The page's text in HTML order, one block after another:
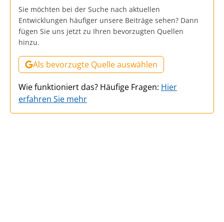
Sie möchten bei der Suche nach aktuellen
Entwicklungen häufiger unsere Beiträge sehen? Dann
fügen Sie uns jetzt zu Ihren bevorzugten Quellen
hinzu.
Als bevorzugte Quelle auswählen
Wie funktioniert das? Häufige Fragen: Hier
erfahren Sie mehr